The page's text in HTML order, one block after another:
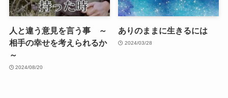
人と違う意見を言う事 ～
相手の幸せを考えられるか
～
2024/08/20
ありのままに生きるには
2024/03/28